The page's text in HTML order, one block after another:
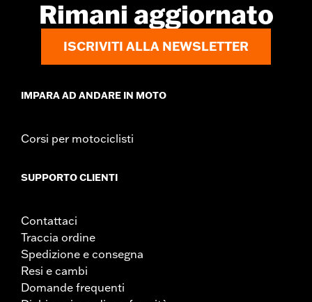
Rimani aggiornato
ISCRIVITI ALLA NEWSLETTER
IMPARA AD ANDARE IN MOTO
Corsi per motociclisti
SUPPORTO CLIENTI
Contattaci
Traccia ordine
Spedizione e consegna
Resi e cambi
Domande frequenti